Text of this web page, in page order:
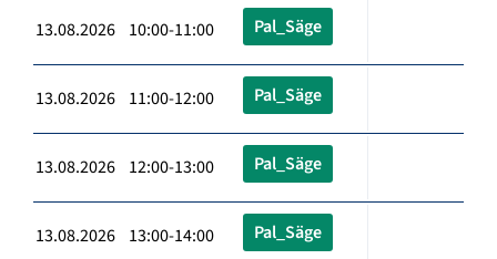
13.08.2026 10:00-11:00 Pal_Säge
13.08.2026 11:00-12:00 Pal_Säge
13.08.2026 12:00-13:00 Pal_Säge
13.08.2026 13:00-14:00 Pal_Säge